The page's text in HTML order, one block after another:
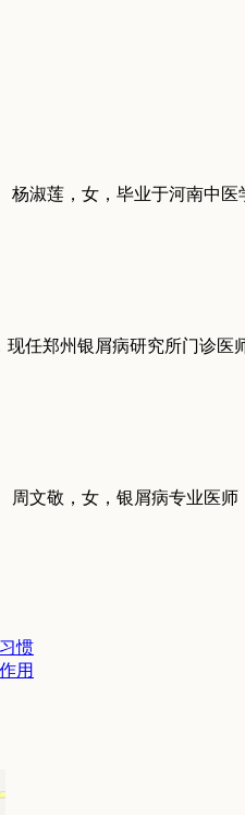
杨淑莲，女，毕业于河南中
现任郑州银屑病研究所门诊医
周文敬，女，银屑病专业医
惯
用